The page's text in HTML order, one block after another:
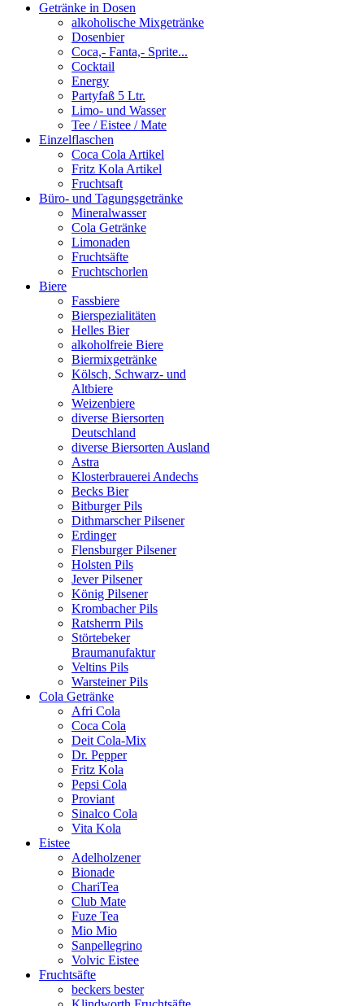
Getränke in Dosen
alkoholische Mixgetränke
Dosenbier
Coca,- Fanta,- Sprite...
Cocktail
Energy
Partyfaß 5 Ltr.
Limo- und Wasser
Tee / Eistee / Mate
Einzelflaschen
Coca Cola Artikel
Fritz Kola Artikel
Fruchtsaft
Büro- und Tagungsgetränke
Mineralwasser
Cola Getränke
Limonaden
Fruchtsäfte
Fruchtschorlen
Biere
Fassbiere
Bierspezialitäten
Helles Bier
alkoholfreie Biere
Biermixgetränke
Kölsch, Schwarz- und
Altbiere
Weizenbiere
diverse Biersorten
Deutschland
diverse Biersorten Ausland
Astra
Klosterbrauerei Andechs
Becks Bier
Bitburger Pils
Dithmarscher Pilsener
Erdinger
Flensburger Pilsener
Holsten Pils
Jever Pilsener
König Pilsener
Krombacher Pils
Ratsherrn Pils
Störtebeker
Braumanufaktur
Veltins Pils
Warsteiner Pils
Cola Getränke
Afri Cola
Coca Cola
Deit Cola-Mix
Dr. Pepper
Fritz Kola
Pepsi Cola
Proviant
Sinalco Cola
Vita Kola
Eistee
Adelholzener
Bionade
ChariTea
Club Mate
Fuze Tea
Mio Mio
Sanpellegrino
Volvic Eistee
Fruchtsäfte
beckers bester